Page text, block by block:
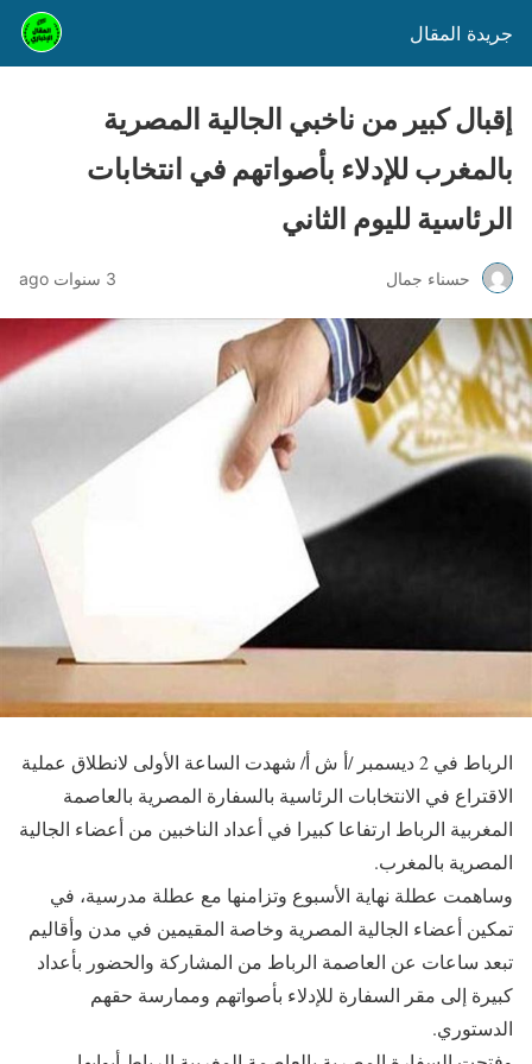
جريدة المقال
إقبال كبير من ناخبي الجالية المصرية
بالمغرب للإدلاء بأصواتهم في انتخابات
الرئاسية لليوم الثاني
حسناء جمال 3 سنوات ago
الرباط في 2 ديسمبر /أ ش أ/ شهدت الساعة الأولى لانطلاق عملية
الاقتراع في الانتخابات الرئاسية بالسفارة المصرية بالعاصمة
المغربية الرباط ارتفاعا كبيرا في أعداد الناخبين من أعضاء الجالية
المصرية بالمغرب.
وساهمت عطلة نهاية الأسبوع وتزامنها مع عطلة مدرسية، في
تمكين أعضاء الجالية المصرية وخاصة المقيمين في مدن وأقاليم
تبعد ساعات عن العاصمة الرباط من المشاركة والحضور بأعداد
كبيرة إلى مقر السفارة للإدلاء بأصواتهم وممارسة حقهم
الدستوري.